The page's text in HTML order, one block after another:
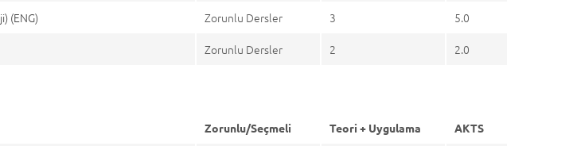
(ENG) Zorunlu Dersler 3
5.0
Zorunlu Dersler 2 2.0
Zorunlu/Seçmeli Teori + Uygulama AKTS